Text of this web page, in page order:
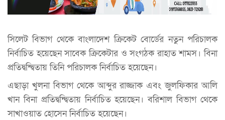
সিলেট বিভাগ থেকে বাংলাদেশ ক্রিকেট বোর্ডের নতুন পরিচালক
নির্বাচিত হয়েছেন সাবেক ক্রিকেটার ও সংগঠক রাহাত শামস। বিনা
প্রতিদ্বন্দ্বিতায় তিনি পরিচালক নির্বাচিত হয়েছেন।
এছাড়া খুলনা বিভাগ থেকে আব্দুর রাজ্জাক এবং জুলফিকার আলি
খান বিনা প্রতিদ্বন্দ্বিতায় নির্বাচিত হয়েছেন। বরিশাল বিভাগ থেকে
সাখাওয়াত হোসেন নির্বাচিত হয়েছেন।